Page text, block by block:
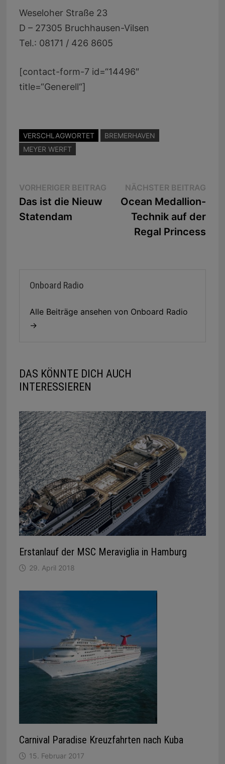
Weseloher Straße 23
D – 27305 Bruchhausen-Vilsen
Tel.: 08171 / 426 8605
[contact-form-7 id=“14496″
title=“Generell“]
VERSCHLAGWORTET
BREMERHAVEN
MEYER WERFT
Beitragsnavigation
VORHERIGER BEITRAGVorheriger
Beitrag:
Das ist die Nieuw
Statendam
NÄCHSTER BEITRAG
Ocean Medallion-
Technik auf der
Regal Princess
Onboard Radio
Alle Beiträge ansehen von Onboard Radio
→
DAS KÖNNTE DICH AUCH
INTERESSIEREN
Erstanlauf der MSC Meraviglia in Hamburg
29. April 2018
Carnival Paradise Kreuzfahrten nach Kuba
15. Februar 2017